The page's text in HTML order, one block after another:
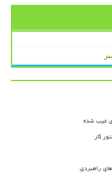
غیب شده
کار
راهبردی